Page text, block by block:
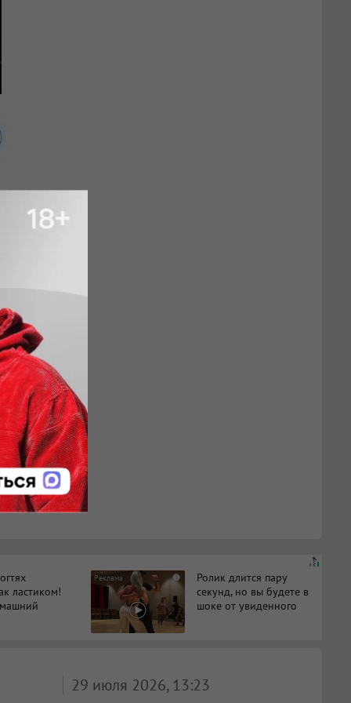
ластиком!
i
Ролик длится пару
секунд, но вы будете в
шоке от увиденного
29 июля 2026, 13:23